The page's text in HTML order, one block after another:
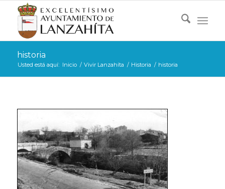
historia
Usted está aquí: Inicio / Vivir Lanzahíta / Historia / historia